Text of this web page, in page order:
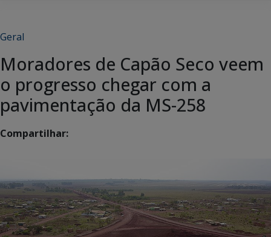
Geral
Moradores de Capão Seco veem
o progresso chegar com a
pavimentação da MS-258
Compartilhar: